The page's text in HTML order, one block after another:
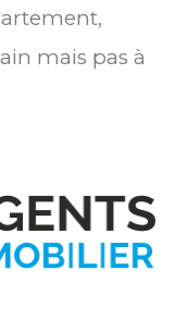
mais pas à